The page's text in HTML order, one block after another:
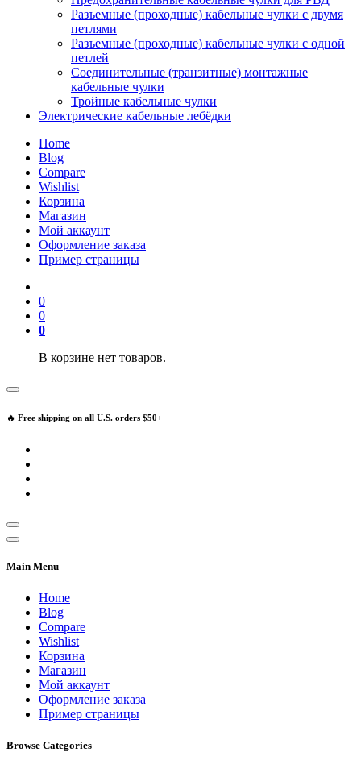
Разъемные (проходные) кабельные чулки с двумя
петлями
Разъемные (проходные) кабельные чулки с одной
петлей
Соединительные (транзитные) монтажные
кабельные чулки
Тройные кабельные чулки
Электрические кабельные лебёдки
Home
Blog
Compare
Wishlist
Корзина
Магазин
Мой аккаунт
Оформление заказа
Пример страницы
0
0
0
В корзине нет товаров.
🔥 Free shipping on all U.S. orders $50+
Main Menu
Home
Blog
Compare
Wishlist
Корзина
Магазин
Мой аккаунт
Оформление заказа
Пример страницы
Browse Categories